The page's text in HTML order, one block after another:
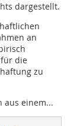
dargestellt.
an
die
zu
aus einem...